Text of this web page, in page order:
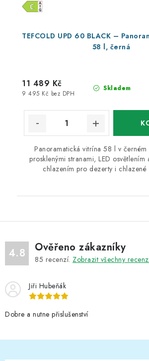
TEFCOLD UPD 60 BLACK –
58 l, černá
Skladem
9 495 Kč bez DPH
11 489 Kč
Panoramatická vitrína 58 l v černém
prosklenými stranami, LED osvětlením
chlazením pro dezerty i chlazené
4.8 Ověřeno zákazníky
85 recenzí. Zobrazit všechny
Jiři Hubeňák
Dobre a nutne přislušenství